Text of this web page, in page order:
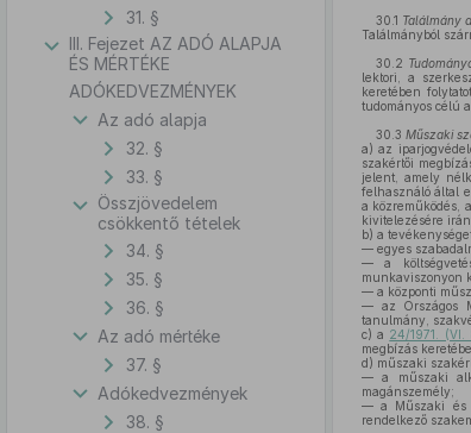
31. §
III. Fejezet AZ ADÓ ALAPJA
ÉS MÉRTÉKE
ADÓKEDVEZMÉNYEK
Az adó alapja
32. §
33. §
Összjövedelem
csökkentő tételek
34. §
35. §
36. §
Az adó mértéke
37. §
Adókedvezmények
38. §
30.1 Találmány
Találmányból
30.2
lektori, a
keretében
tudományos célú
30.3 Műszaki
a) az
szakértői
jelent, amely
felhasználó által
a közreműködés,
kivitelezésére
b) a
— egyes
— a
munkaviszonyon
— a központi
— az Országos
tanulmány,
c) a 24/1971.
megbízás
d) műszaki
— a műszaki
magánszemély;
— a Műszaki és
rendelkező